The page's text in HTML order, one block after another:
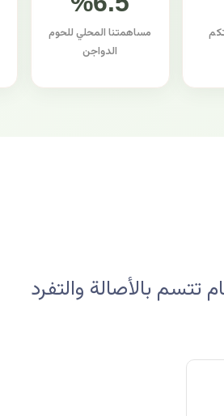
مساهمتنا المحلي للحوم
الدواجن
بالأصالة والتفرد